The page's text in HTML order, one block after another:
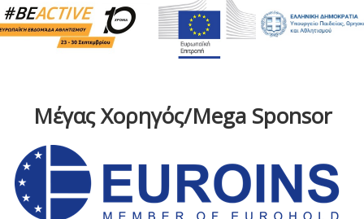
Μέγας Χορηγός/Mega Sponsor